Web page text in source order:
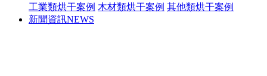
工業類烘干案例 木材類烘干案例 其他類烘干案例
新聞資訊NEWS